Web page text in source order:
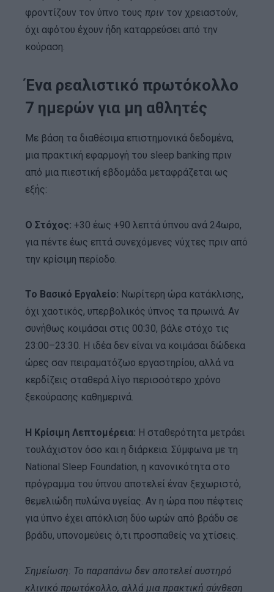
φροντίζουν τον ύπνο τους πριντον χρειαστούν,
όχι αφότου έχουν ήδη καταρρεύσει από την
κούραση.
Ένα ρεαλιστικό πρωτόκολλο
7 ημερών για μη αθλητές
Με βάση τα διαθέσιμα επιστημονικά δεδομένα,
μια πρακτική εφαρμογή του sleep banking πριν
από μια πιεστική εβδομάδα μεταφράζεται ως
εξής:
Ο Στόχος: +30 έως +90 λεπτά ύπνου ανά 24ωρο,
για πέντε έως επτά συνεχόμενες νύχτες πριν από
την κρίσιμη περίοδο.
Το Βασικό Εργαλείο: Νωρίτερη ώρα κατάκλισης,
όχι χαοτικός, υπερβολικός ύπνος τα πρωινά. Αν
συνήθως κοιμάσαι στις 00:30, βάλε στόχο τις
23:00–23:30. Η ιδέα δεν είναι να κοιμάσαι δώδεκα
ώρες σαν πειραματόζωο εργαστηρίου, αλλά να
κερδίζεις σταθερά λίγο περισσότερο χρόνο
ξεκούρασης καθημερινά.
Η Κρίσιμη Λεπτομέρεια: Η σταθερότητα μετράει
τουλάχιστον όσο και η διάρκεια. Σύμφωνα με τη
National Sleep Foundation, η κανονικότητα στο
πρόγραμμα του ύπνου αποτελεί έναν ξεχωριστό,
θεμελιώδη πυλώνα υγείας. Αν η ώρα που πέφτεις
για ύπνο έχει απόκλιση δύο ωρών από βράδυ σε
βράδυ, υπονομεύεις ό,τι προσπαθείς να χτίσεις.
Σημείωση: Το παραπάνω δεν αποτελεί αυστηρό
κλινικό πρωτόκολλο, αλλά μια πρακτική σύνθεση